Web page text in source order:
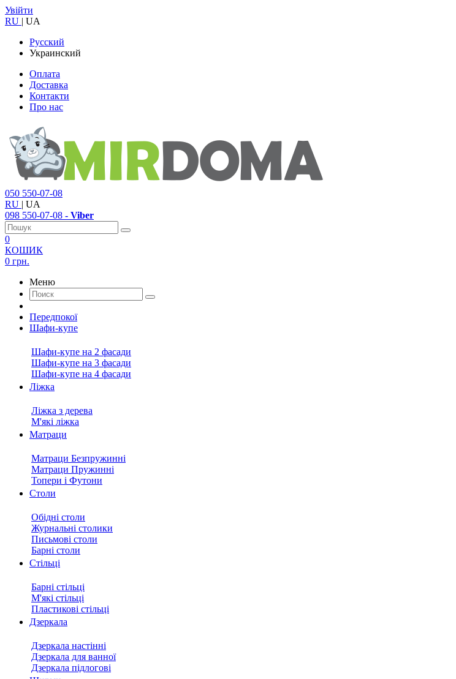
Увійти
RU | UA
Русский
Украинский
Оплата
Доставка
Контакти
Про нас
050 550-07-08
RU | UA
098 550-07-08 - Viber
0
КОШИК
0 грн.
Меню
Передпокої
Шафи-купе
Шафи-купе на 2 фасади
Шафи-купе на 3 фасади
Шафи-купе на 4 фасади
Ліжка
Ліжка з дерева
М'які ліжка
Матраци
Матраци Безпружинні
Матраци Пружинні
Топери і Футони
Столи
Обідні столи
Журнальні столики
Письмові столи
Барні столи
Стільці
Барні стільці
М'які стільці
Пластикові стільці
Дзеркала
Дзеркала настінні
Дзеркала для ванної
Дзеркала підлогові